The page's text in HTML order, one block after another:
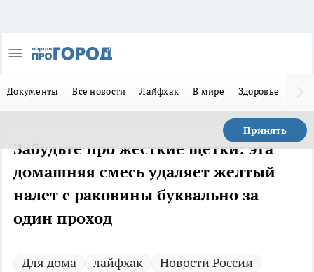
Документы Все новости Лайфхак В мире Здоровье
Принять
Забудьте про жесткие щетки: эта
домашняя смесь удаляет желтый
налет с раковины буквально за
один проход
Для дома лайфхак
Новости России